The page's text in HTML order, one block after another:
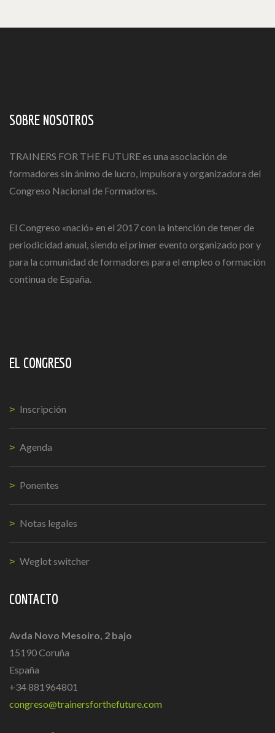
SOBRE NOSOTROS
TRAINERS FOR THE FUTURE es una asociación de
formadores sin ánimo de lucro, impulsora y organizadora del
Congreso Nacional de Formadores.
El Congreso «nació» en el 2017 con la intención de tener de
periodicidad anual, siendo el primer evento organizado por y
para la comunidad de formadores para el empleo o formación
continua de España.
EL CONGRESO
Inscripción
Agenda
Ponentes
Notas legales
Weglot switcher
CONTACTO
Avda Novo Mesoiro, 2 bajo
15190 Coruña
España
+34 881964801
congreso@trainersforthefuture.com